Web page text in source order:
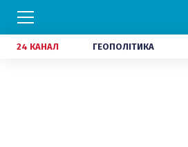
24 КАНАЛ ГЕОПОЛІТИКА